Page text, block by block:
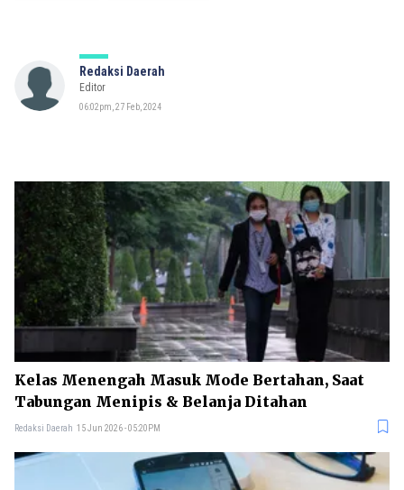
Redaksi Daerah
Editor
06:02pm, 27 Feb, 2024
Kelas Menengah Masuk Mode Bertahan, Saat
Tabungan Menipis & Belanja Ditahan
Redaksi Daerah 15 Jun 2026 - 05:20PM